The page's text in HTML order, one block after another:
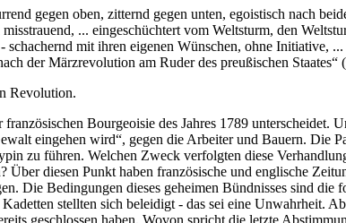
gegen oben, zitternd gegen unten, egoistisch nach
... eingeschüchtert vom Weltsturm, den
mit ihren eigenen Wünschen, ohne Initiative,
der Märzrevolution am Ruder des preußischen
Revolution.
Bourgeoisie des Jahres 1789 unterscheidet.
eingehen wird“, gegen die Arbeiter und Bauern. Die
zu führen. Welchen Zweck verfolgten diese
diesen Punkt haben französische und englische
Die Bedingungen dieses geheimen Bündnisses sind
stellten sich beleidigt - das sei eine Unwahrheit.
geschlossen haben. Wovon spricht die letzte